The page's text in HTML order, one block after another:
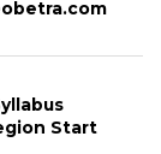
Start